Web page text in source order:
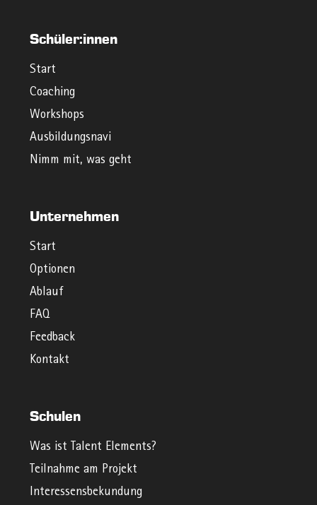
Schüler:innen
Start
Coaching
Workshops
Ausbildungsnavi
Nimm mit, was geht
Unternehmen
Start
Optionen
Ablauf
FAQ
Feedback
Kontakt
Schulen
Was ist Talent Elements?
Teilnahme am Projekt
Interessensbekundung